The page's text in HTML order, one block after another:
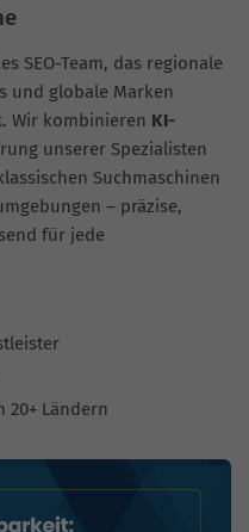
SEO-Team, das regionale
und globale Marken
Wir kombinieren KI-
unserer Spezialisten
Suchmaschinen
– präzise,
für jede
20+ Ländern